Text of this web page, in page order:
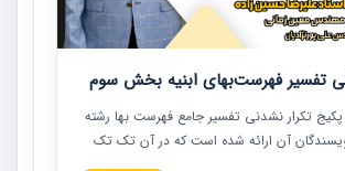
تفسیر فهرست‌بهای ابنیه بخش سوم
پکیج تکرار نشدنی تفسیر جامع فهرست بها رشته
نویسندگان آن ارائه شده است که در آن تک تک
فهرست بها تفسیر و ارائه شده است. این